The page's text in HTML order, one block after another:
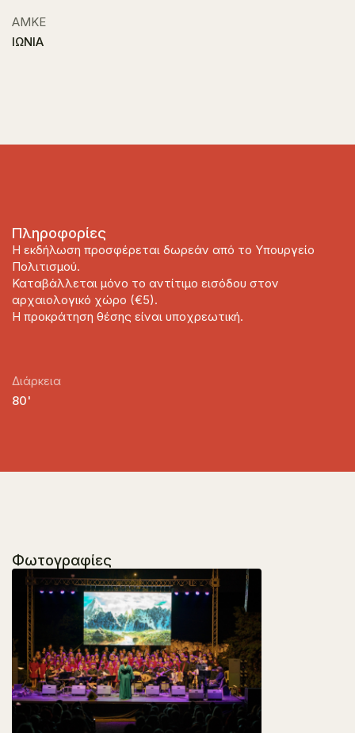
ΑΜΚΕ
ΙΩΝΙΑ
Πληροφορίες
Η εκδήλωση προσφέρεται δωρεάν από το Υπουργείο
Πολιτισμού.
Καταβάλλεται μόνο το αντίτιμο εισόδου στον
αρχαιολογικό χώρο (€5).
Η προκράτηση θέσης είναι υποχρεωτική.
Διάρκεια
80'
Φωτογραφίες